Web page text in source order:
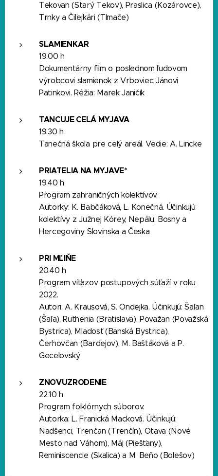
Tekovan (Starý Tekov), Praslica (Kozárovce),
Trnky a Čiľejkári (Tlmače)
SLAMIENKAR
19.00 h
Dokumentárny film o poslednom ľudovom
výrobcovi slamienok z Vrboviec Jánovi
Patinkovi. Réžia: Marek Janičík
TANCUJE CELÁ MYJAVA
19.30 h
Tanečná škola pre celý areál. Vedie: A. Lincke
PRIATELIA NA MYJAVE*
19.40 h
Program zahraničných kolektívov.
Autorky: K. Babčáková, L. Konečná. Účinkujú
kolektívy z Južnej Kórey, Nepálu, Bosny a
Hercegoviny, Slovinska a Česka
PRI MĽIŇE
20.40 h
Program víťazov postupových súťaží v roku
2022.
Autori: A. Krausová, S. Ondejka. Účinkujú: Šaľan
(Šaľa), Ruthenia (Bratislava), Považan (Považská
Bystrica), Mladosť (Banská Bystrica),
Čerhovčan (Bardejov), M. Baštáková a P.
Gecelovský
ZNOVUZRODENIE
22.10 h
Program folklórnych súborov.
Autorka: L. Franická Macková. Účinkujú:
Nadšenci, Trenčan (Trenčín), Otava (Nové
Mesto nad Váhom), Máj (Piešťany),
Reminiscencie (Skalica) a M. Beňo (Bolešov)